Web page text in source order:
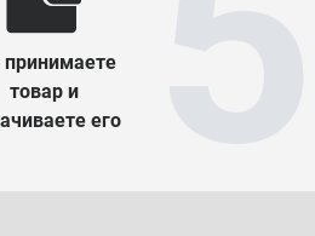
товар и
его